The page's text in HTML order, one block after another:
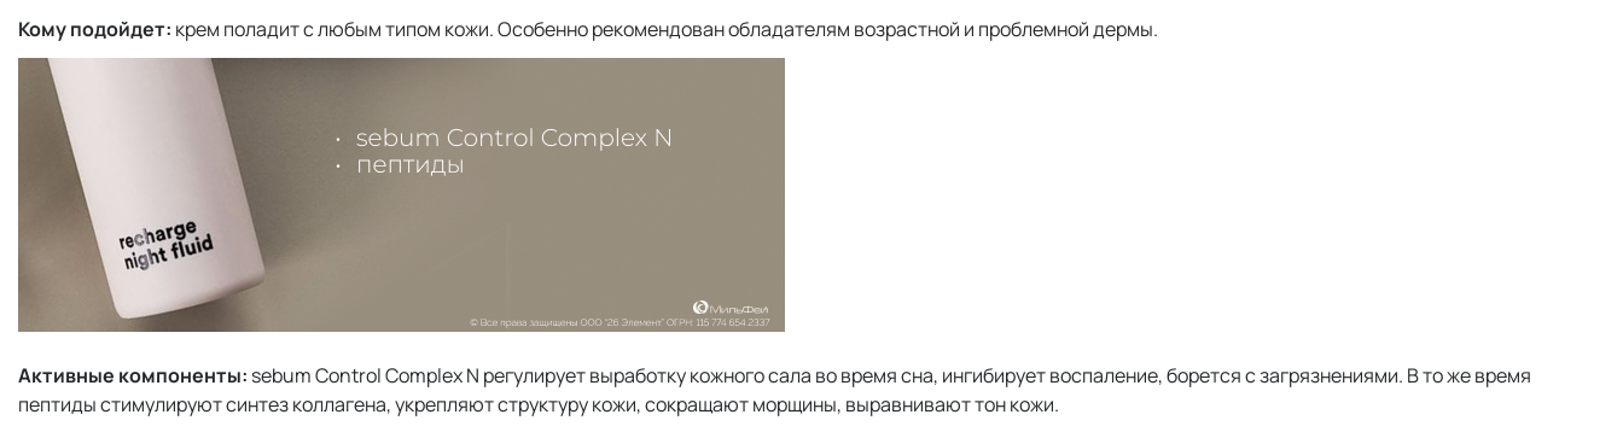
Кому подойдет: крем поладит с любым типом кожи. Особенно рекомендован обладателям возрастной и проблемной дермы.
Активные компоненты: sebum Control Complex N регулирует выработку кожного сала во время сна, ингибирует воспаление, борется с загрязнениями. В то же время
пептиды стимулируют синтез коллагена, укрепляют структуру кожи, сокращают морщины, выравнивают тон кожи.